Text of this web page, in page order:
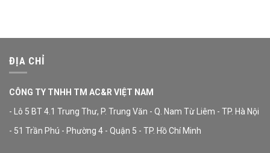
ĐỊA CHỈ
CÔNG TY TNHH TM AC&R VIỆT NAM
- Lô 5 BT 4.1 Trung Thư, P. Trung Văn - Q. Nam Từ Liêm - TP. Hà Nội
- 51 Trần Phú - Phường 4 - Quận 5 - TP. Hồ Chí Minh